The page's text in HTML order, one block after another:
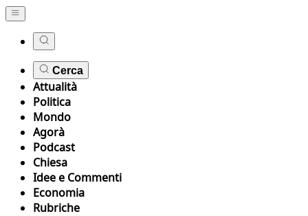
Cerca
Attualità
Politica
Mondo
Agorà
Podcast
Chiesa
Idee e Commenti
Economia
Rubriche